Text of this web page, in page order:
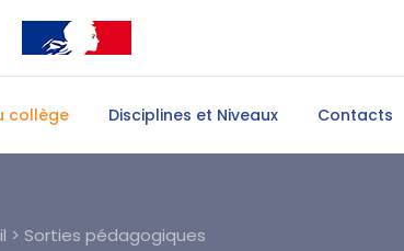
collège Disciplines et Niveaux Contacts
> Sorties pédagogiques